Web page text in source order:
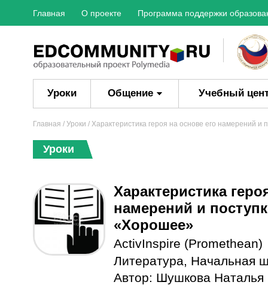
Главная О проекте Программа поддержки
Уроки Общение Учебный
Главная / Уроки / Характеристика героя на основе его намерений
Уроки
Характеристика
намерений и
«Хорошее»
ActivInspire (Promethean)
Литература, Начальная
Автор: Шушкова Наталья